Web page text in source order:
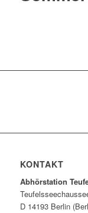
KONTAKT
Abhörstation
D 14193 Berlin